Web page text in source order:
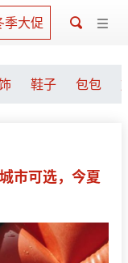
季大促
鞋子 包包
市可选，今夏